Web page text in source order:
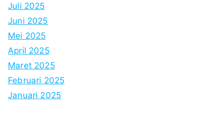
Juli 2025
Juni 2025
Mei 2025
April 2025
Maret 2025
Februari 2025
Januari 2025